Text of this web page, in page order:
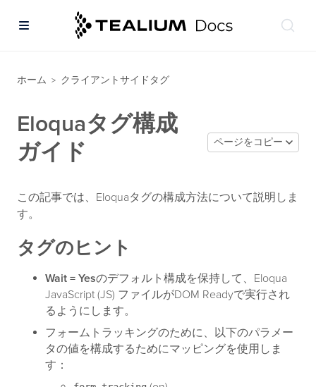
ホーム > クライアントサイドタグ
Eloquaタグ構成
ガイド
ページをコピー
この記事では、Eloquaタグの構成方法について説明しま
す。
タグのヒント
Wait = Yesのデフォルト構成を保持して、Eloqua
JavaScript (JS) ファイルがDOM Readyで実行され
るようにします。
フォームトラッキングのために、以下のパラメー
タの値を構成するためにマッピングを使用しま
す：